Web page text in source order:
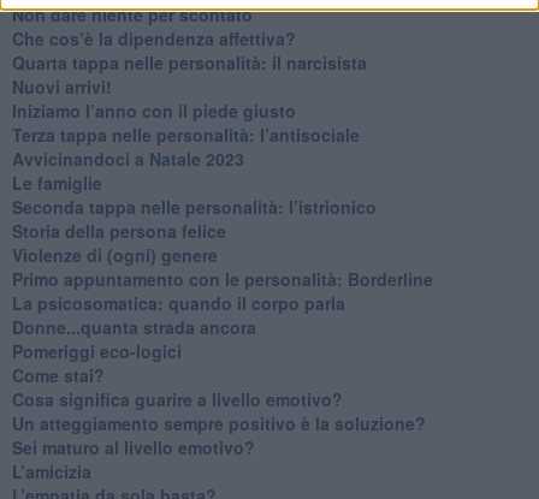
Non dare niente per scontato
Che cos’è la dipendenza affettiva?
Quarta tappa nelle personalità: il narcisista
​Nuovi arrivi!
​Iniziamo l’anno con il piede giusto
​Terza tappa nelle personalità: l’antisociale
​Avvicinandoci a Natale 2023
Le famiglie
Seconda tappa nelle personalità: l’istrionico
​Storia della persona felice
Violenze di (ogni) genere
​Primo appuntamento con le personalità: Borderline
La psicosomatica: quando il corpo parla
Donne...quanta strada ancora
​Pomeriggi eco-logici
​Come stai?
Cosa significa guarire a livello emotivo?
​Un atteggiamento sempre positivo è la soluzione?
​Sei maturo al livello emotivo?
​L’amicizia